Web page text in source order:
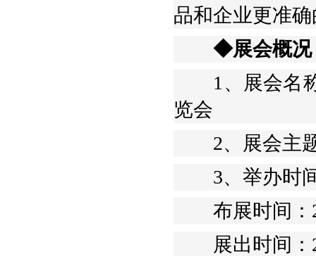
品和企业更准
◆展会概况
1、展会名称
览会
2、展会主
3、举办时间
布展时间：
展出时间：